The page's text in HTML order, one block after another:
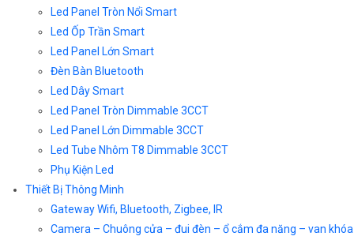
Led Panel Tròn Nổi Smart
Led Ốp Trần Smart
Led Panel Lớn Smart
Đèn Bàn Bluetooth
Led Dây Smart
Led Panel Tròn Dimmable 3CCT
Led Panel Lớn Dimmable 3CCT
Led Tube Nhôm T8 Dimmable 3CCT
Phụ Kiện Led
Thiết Bị Thông Minh
Gateway Wifi, Bluetooth, Zigbee, IR
Camera – Chuông cửa – đui đèn – ổ cắm đa năng – van khóa